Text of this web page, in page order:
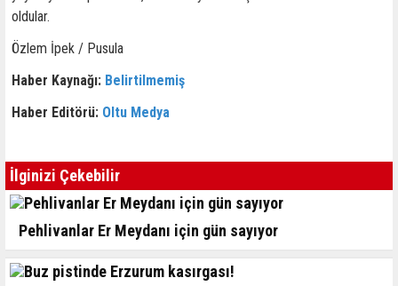
oldular.
Özlem İpek / Pusula
Haber Kaynağı: Belirtilmemiş
Haber Editörü: Oltu Medya
İlginizi Çekebilir
Pehlivanlar Er Meydanı için gün sayıyor